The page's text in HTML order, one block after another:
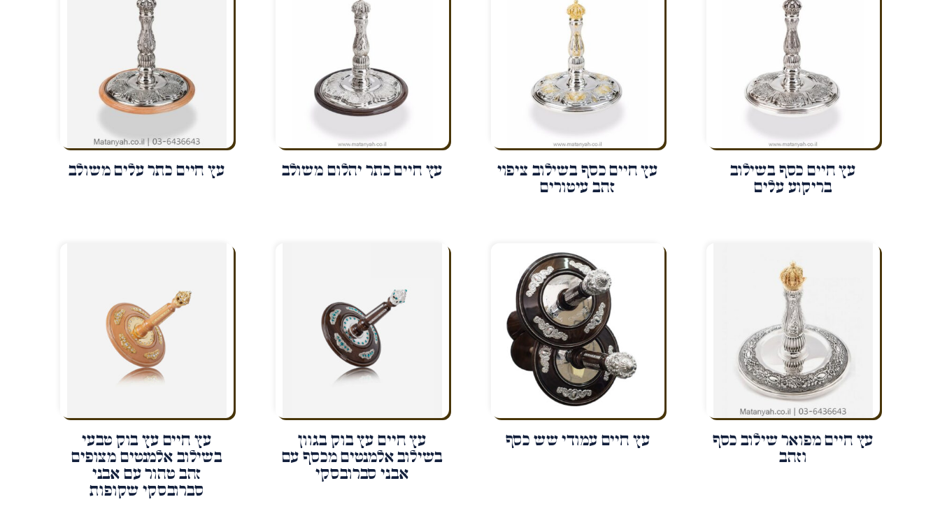
עץ חיים כסף בשילוב
בריקוע עלים
עץ חיים כסף בשילוב ציפוי
זהב עיטורים
עץ חיים כתר יהלום משולב עץ חיים כתר עלים משולב
עץ חיים מפואר שילוב כסף
וזהב
עץ חיים עמודי שש כסף
עץ חיים עץ בוק בגוון
בשילוב אלמנטים מכסף עם
אבני סברובסקי
עץ חיים עץ בוק טבעי
בשילוב אלמנטים מצופים
זהב טהור עם אבני
סברובסקי שקופות